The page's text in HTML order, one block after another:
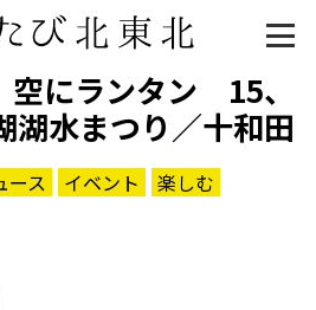
空にランタン 15、
湖水まつり／十和田
ース イベント
楽しむ